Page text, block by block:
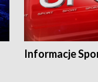
Informacje